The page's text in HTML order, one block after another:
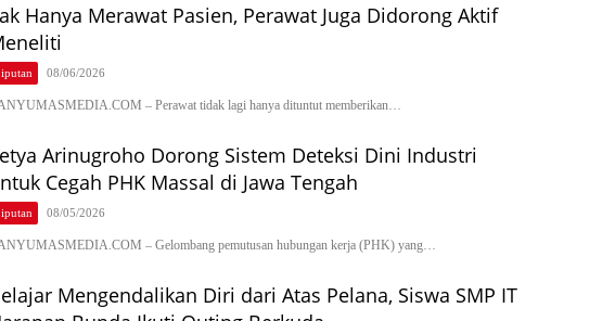
Hanya Merawat Pasien, Perawat Juga Didorong Aktif
08/06/2026
– Perawat tidak lagi hanya dituntut memberikan…
Arinugroho Dorong Sistem Deteksi Dini Industri
Cegah PHK Massal di Jawa Tengah
08/05/2026
– Gelombang pemutusan hubungan kerja (PHK) yang…
Mengendalikan Diri dari Atas Pelana, Siswa SMP IT